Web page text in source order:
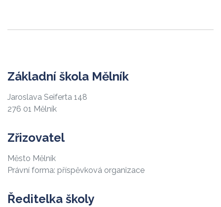
Základní škola Mělník
Jaroslava Seiferta 148
276 01 Mělník
Zřizovatel
Město Mělník
Právní forma: příspěvková organizace
Ředitelka školy